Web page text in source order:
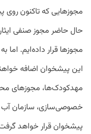
مجوزهایی که تاکنون روی
حال حاضر مجوز صنفی
مجوزها قرار داده‌ایم.
این پیشخوان اضافه
مهدکودک‌ها، مجوزهای
پیشخوان قرار خواهد